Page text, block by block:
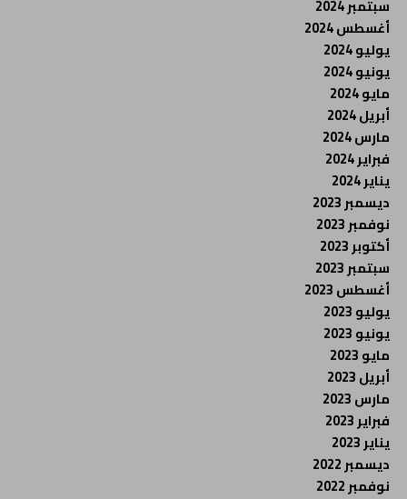
سبتمبر 2024
أغسطس 2024
يوليو 2024
يونيو 2024
مايو 2024
أبريل 2024
مارس 2024
فبراير 2024
يناير 2024
ديسمبر 2023
نوفمبر 2023
أكتوبر 2023
سبتمبر 2023
أغسطس 2023
يوليو 2023
يونيو 2023
مايو 2023
أبريل 2023
مارس 2023
فبراير 2023
يناير 2023
ديسمبر 2022
نوفمبر 2022